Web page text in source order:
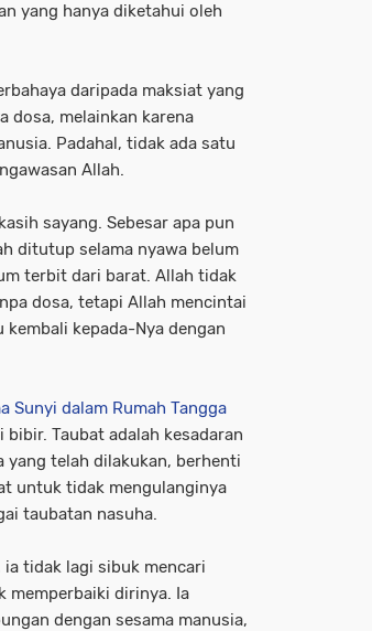
yang hanya diketahui oleh
daripada maksiat yang
dosa, melainkan karena
Padahal, tidak ada satu
Allah.
sayang. Sebesar apa pun
ditutup selama nyawa belum
terbit dari barat. Allah tidak
dosa, tetapi Allah mencintai
kembali kepada-Nya dengan
Sunyi dalam Rumah Tangga
Taubat adalah kesadaran
yang telah dilakukan, berhenti
untuk tidak mengulanginya
taubatan nasuha.
tidak lagi sibuk mencari
memperbaiki dirinya. Ia
dengan sesama manusia,